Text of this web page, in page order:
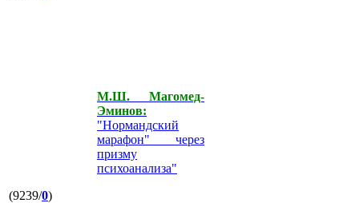
М.Ш. Магомед-
Эминов:
"Нормандский
марафон" через
призму
психоанализа"
(9239/0)